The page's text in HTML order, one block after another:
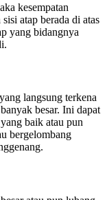
kesempatan
atap berada di atas
yang bidangnya
langsung terkena
besar. Ini dapat
baik atau pun
bergelombang